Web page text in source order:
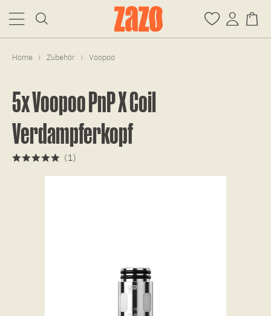
Home | Zubehör | Voopoo
5x Voopoo PnP X Coil
Verdampferkopf
(1 )